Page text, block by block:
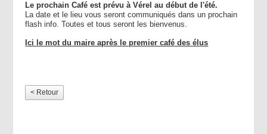
Le prochain Café est prévu à Vérel au début de l'été.
La date et le lieu vous seront communiqués dans un prochain
flash info. Toutes et tous seront les bienvenus.
Ici le mot du maire après le premier café des élus
< Retour